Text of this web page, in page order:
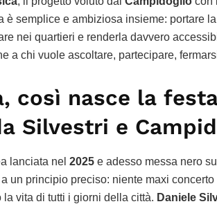
è semplice e ambiziosa insieme: portare la
nei quartieri e renderla davvero
a chi vuole ascoltare, partecipare,
così nasce la
Silvestri e
lanciata nel 2025 e adesso messa nero
un principio preciso: niente maxi
la vita di tutti i giorni della città. Daniele